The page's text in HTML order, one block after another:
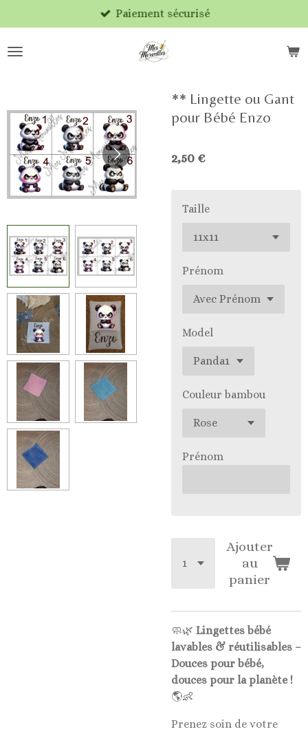
au
contenu
Paiement sécurisé
** Lingette ou Gant
pour Bébé Enzo
2,50 €
Taille
Prénom
Model
Couleur bambou
Prénom
Ajouter
au
panier
🧼🌿 Lingettes bébé
lavables & réutilisables –
Douces pour bébé,
douces pour la planète !
🌎👶
Prenez soin de votre